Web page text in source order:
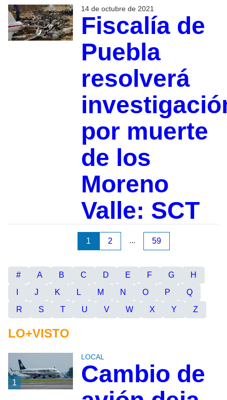
14 de octubre de 2021
Fiscalía de
Puebla
resolverá
por muerte
de los
Moreno
Valle: SCT
1 2 ... 59
# A B C D E F G
H
J K L M N O P
Q
R
S T U V W X Y Z
LO+VISTO
1
LOCAL
Cambio de